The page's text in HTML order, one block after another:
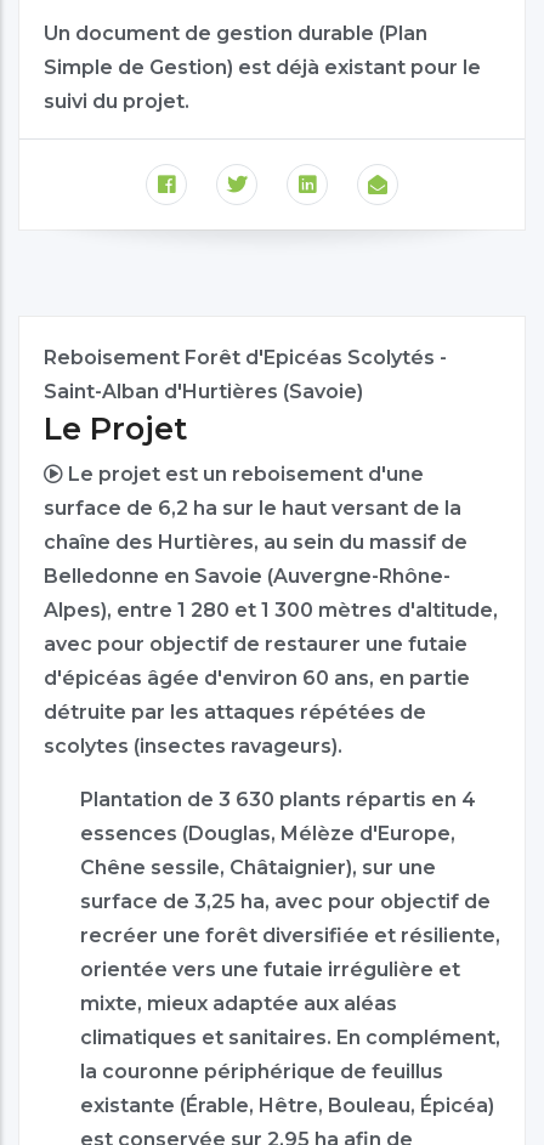
Un document de gestion durable (Plan
Simple de Gestion) est déjà existant pour le
suivi du projet.
Reboisement Forêt d'Epicéas Scolytés -
Saint-Alban d'Hurtières (Savoie)
Le Projet
Le projet est un reboisement d'une
surface de 6,2 ha sur le haut versant de la
chaîne des Hurtières, au sein du massif de
Belledonne en Savoie (Auvergne-Rhône-
Alpes), entre 1 280 et 1 300 mètres d'altitude,
avec pour objectif de restaurer une futaie
d'épicéas âgée d'environ 60 ans, en partie
détruite par les attaques répétées de
scolytes (insectes ravageurs).
Plantation de 3 630 plants répartis en 4
essences (Douglas, Mélèze d'Europe,
Chêne sessile, Châtaignier), sur une
surface de 3,25 ha, avec pour objectif de
recréer une forêt diversifiée et résiliente,
orientée vers une futaie irrégulière et
mixte, mieux adaptée aux aléas
climatiques et sanitaires. En complément,
la couronne périphérique de feuillus
existante (Érable, Hêtre, Bouleau, Épicéa)
est conservée sur 2,95 ha afin de